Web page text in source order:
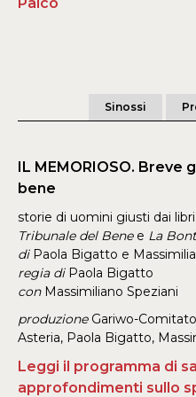
Sinossi
IL MEMORIOSO. Breve
bene
storie di uomini giusti dai
Tribunale del Benee La
diPaola Bigatto e
regia diPaola Bigatto
con Massimiliano Speziani
produzioneGariwo-
Asteria, Paola Bigatto,
Leggi il programma di
approfondimenti sullo